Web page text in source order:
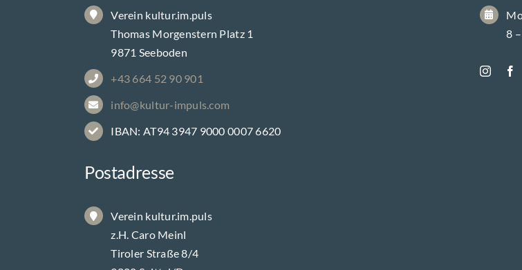
Verein kultur.im.puls
Thomas Morgenstern Platz 1
9871 Seeboden
+43 664 52 90 901
info@kultur-impuls.com
IBAN: AT94 3947 9000 0007 6620
Postadresse
Verein kultur.im.puls
z.H. Caro Meinl
Tiroler Straße 8/4
8